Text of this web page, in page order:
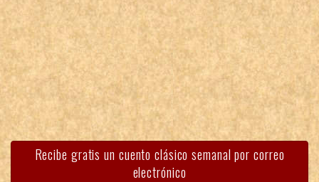
Recibe gratis un cuento clásico semanal por correo
electrónico